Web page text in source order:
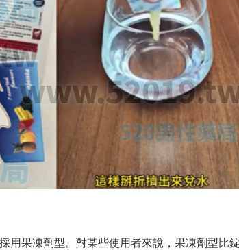
用果凍劑型。對某些使用者來說，果凍劑型比